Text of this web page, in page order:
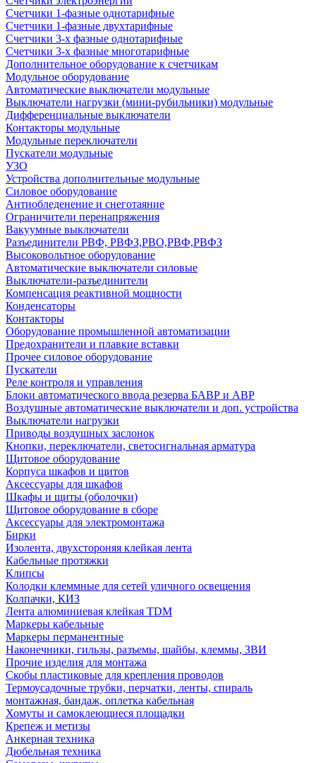
Счетчики 1-фазные однотарифные
Счетчики 1-фазные двухтарифные
Счетчики 3-х фазные однотарифные
Счетчики 3-х фазные многотарифные
Дополнительное оборудование к счетчикам
Модульное оборудование
Автоматические выключатели модульные
Выключатели нагрузки (мини-рубильники) модульные
Дифференциальные выключатели
Контакторы модульные
Модульные переключатели
Пускатели модульные
УЗО
Устройства дополнительные модульные
Силовое оборудование
Антиобледенение и снеготаяние
Ограничители перенапряжения
Вакуумные выключатели
Разъединители РВФ, РВФЗ,РВО,РВФ,РВФЗ
Высоковольтное оборудование
Автоматические выключатели cиловые
Выключатели-разъединители
Компенсация реактивной мощности
Конденсаторы
Контакторы
Оборудование промышленной автоматизации
Предохранители и плавкие вставки
Прочее силовое оборудование
Пускатели
Реле контроля и управления
Блоки автоматического ввода резерва БАВР и АВР
Воздушные автоматические выключатели и доп. устройства
Выключатели нагрузки
Приводы воздушных заслонок
Кнопки, переключатели, светосигнальная арматура
Щитовое оборудование
Корпуса шкафов и щитов
Аксессуары для шкафов
Шкафы и щиты (оболочки)
Щитовое оборудование в сборе
Аксессуары для электромонтажа
Бирки
Изолента, двухстороняя клейкая лента
Кабельные протяжки
Клипсы
Колодки клеммные для сетей уличного освещения
Колпачки, КИЗ
Лента алюминиевая клейкая TDM
Маркеры кабельные
Маркеры перманентные
Наконечники, гильзы, разъемы, шайбы, клеммы, ЗВИ
Прочие изделия для монтажа
Скобы пластиковые для крепления проводов
Термоусадочные трубки, перчатки, ленты, спираль
монтажная, бандаж, оплетка кабельная
Хомуты и самоклеющиеся площадки
Крепеж и метизы
Анкерная техника
Дюбельная техника